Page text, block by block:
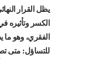
يظل القرار
الكسر وتأثيره
الفقري، وهو
للتساؤل: متى